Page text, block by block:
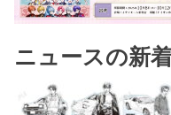
ニュースの新